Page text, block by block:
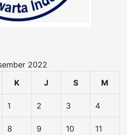
2022
K J S M
1 2 3 4
8 9 10 11